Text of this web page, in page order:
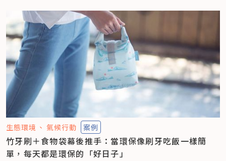
生態環境 氣候行動 案例
竹牙刷＋食物袋幕後推手：當環保像刷牙吃飯一樣簡
單，每天都是環保的「好日子」